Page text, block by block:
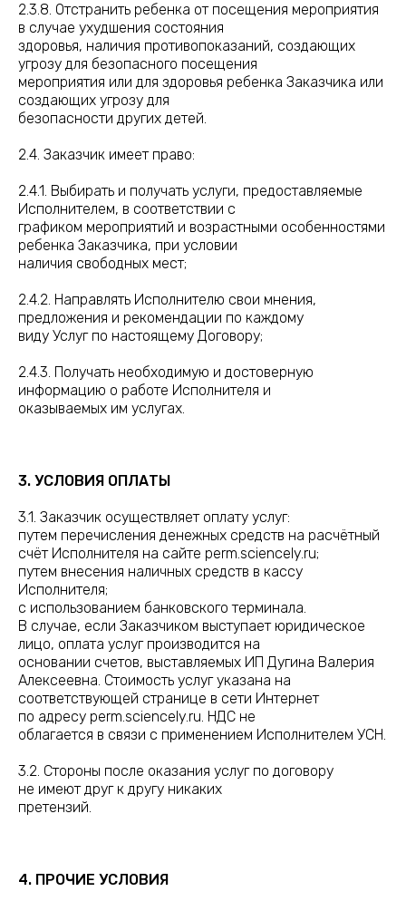
2.3.8. Отстранить ребенка от посещения мероприятия
в случае ухудшения состояния
здоровья, наличия противопоказаний, создающих
угрозу для безопасного посещения
мероприятия или для здоровья ребенка Заказчика или
создающих угрозу для
безопасности других детей.
2.4. Заказчик имеет право:
2.4.1. Выбирать и получать услуги, предоставляемые
Исполнителем, в соответствии с
графиком мероприятий и возрастными особенностями
ребенка Заказчика, при условии
наличия свободных мест;
2.4.2. Направлять Исполнителю свои мнения,
предложения и рекомендации по каждому
виду Услуг по настоящему Договору;
2.4.3. Получать необходимую и достоверную
информацию о работе Исполнителя и
оказываемых им услугах.
3. УСЛОВИЯ ОПЛАТЫ
3.1. Заказчик осуществляет оплату услуг:
путем перечисления денежных средств на расчётный
счёт Исполнителя на сайте perm.sciencely.ru;
путем внесения наличных средств в кассу
Исполнителя;
с использованием банковского терминала.
В случае, если Заказчиком выступает юридическое
лицо, оплата услуг производится на
основании счетов, выставляемых ИП Дугина Валерия
Алексеевна. Стоимость услуг указана на
соответствующей странице в сети Интернет
по адресу perm.sciencely.ru. НДС не
облагается в связи с применением Исполнителем УСН.
3.2. Стороны после оказания услуг по договору
не имеют друг к другу никаких
претензий.
4. ПРОЧИЕ УСЛОВИЯ